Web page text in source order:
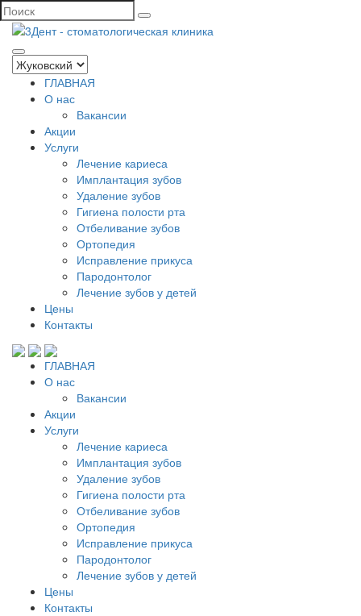
ГЛАВНАЯ
О нас
Вакансии
Акции
Услуги
Лечение кариеса
Имплантация зубов
Удаление зубов
Гигиена полости рта
Отбеливание зубов
Ортопедия
Исправление прикуса
Пародонтолог
Лечение зубов у детей
Цены
Контакты
ГЛАВНАЯ
О нас
Вакансии
Акции
Услуги
Лечение кариеса
Имплантация зубов
Удаление зубов
Гигиена полости рта
Отбеливание зубов
Ортопедия
Исправление прикуса
Пародонтолог
Лечение зубов у детей
Цены
Контакты